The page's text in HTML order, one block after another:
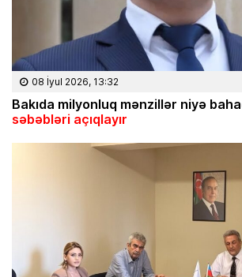
08 İyul 2026, 13:32
Bakıda milyonluq mənzillər niyə
səbəbləri açıqlayır